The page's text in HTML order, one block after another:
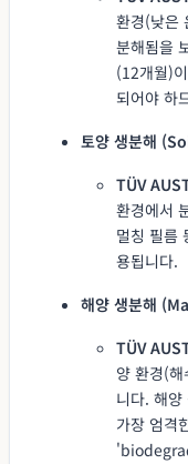
환경(낮은
분해됨을
(12개월)
되어야 하
토양 생분해
TÜV
환경에서
멀칭 필름
용됩니다.
해양 생분해
TÜV
양 환경(
니다. 해
가장 엄격